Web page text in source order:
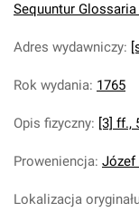
Sequuntur
Adres wydawniczy:
Rok wydania: 1765
Opis fizyczny: [3] ff.,
Proweniencja: Józef
Lokalizacja